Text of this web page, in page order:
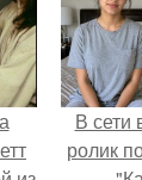
В сети
ролик